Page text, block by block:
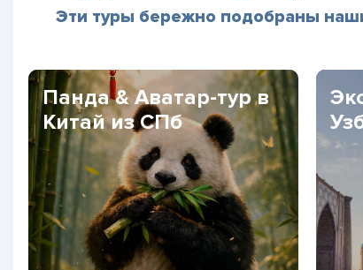
Эти туры бережно подобраны
Панда & Аватар-тур в
Китай из СПб